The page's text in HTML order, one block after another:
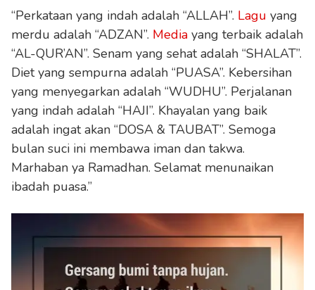
“Perkataan yang indah adalah “ALLAH”. Lagu yang
merdu adalah “ADZAN”. Media yang terbaik adalah
“AL-QUR’AN”. Senam yang sehat adalah “SHALAT”.
Diet yang sempurna adalah “PUASA”. Kebersihan
yang menyegarkan adalah “WUDHU”. Perjalanan
yang indah adalah “HAJI”. Khayalan yang baik
adalah ingat akan “DOSA & TAUBAT”. Semoga
bulan suci ini membawa iman dan takwa.
Marhaban ya Ramadhan. Selamat menunaikan
ibadah puasa.”